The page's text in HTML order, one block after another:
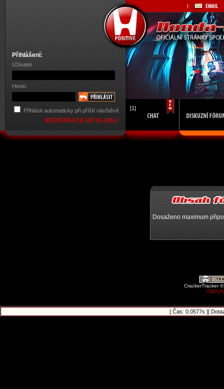
Přihlášení:
Uživatel
Heslo
Přihlásit automaticky při příští návštěvě
REGISTRACE DO KLUBU
[1]
Dosaženo maximum
CrackerTracker
[ Čas: 0.0577s ][